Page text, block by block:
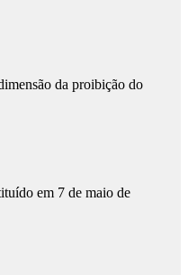
da proibição do
em 7 de maio de